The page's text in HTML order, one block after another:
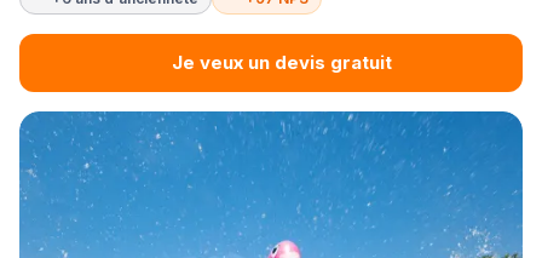
Je veux un devis gratuit